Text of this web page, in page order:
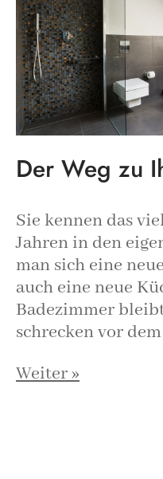
Der Weg zu
Sie kennen das
Jahren in den
man sich eine
auch eine neue
Badezimmer
schrecken vor
Weiter »